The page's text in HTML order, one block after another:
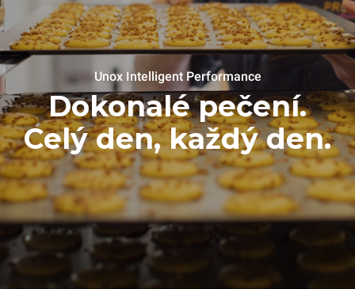
Unox Intelligent Performance
Dokonalé pečení.
Celý den, každý den.